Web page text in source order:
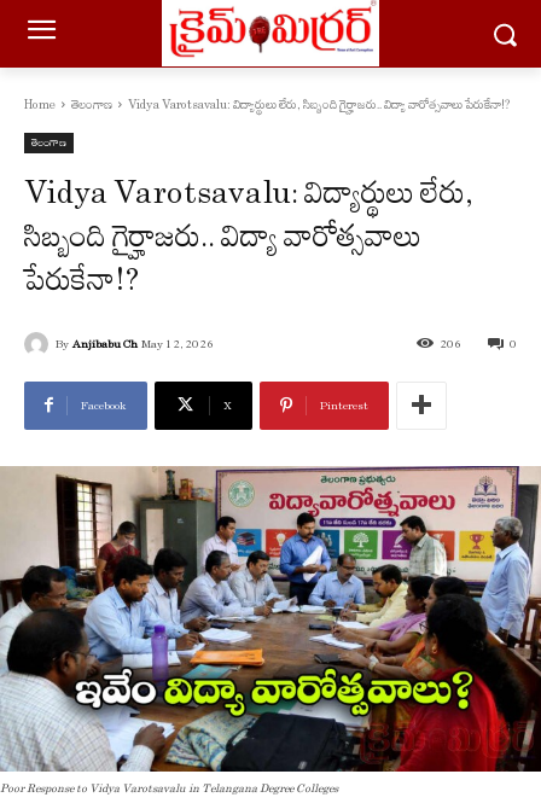
Home తెలంగాణ Vidya Varotsavalu: విద్యార్థులు లేరు, సిబ్బంది గైర్హాజరు.. విద్యా వారోత్సవాలు పేరుకేనా!?
తెలంగాణ
Vidya Varotsavalu: విద్యార్థులు లేరు,
సిబ్బంది గైర్హాజరు.. విద్యా వారోత్సవాలు
పేరుకేనా!?
By Anjibabu Ch May 12, 2026 0
206
Facebook X Pinterest
Poor Response to Vidya Varotsavalu in Telangana Degree Colleges